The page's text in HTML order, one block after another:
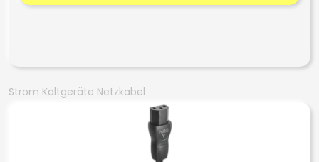
Strom Kaltgeräte Netzkabel